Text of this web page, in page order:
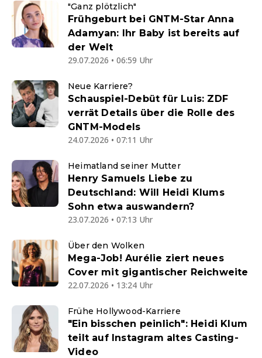
"Ganz plötzlich"
Frühgeburt bei GNTM-Star Anna
Adamyan: Ihr Baby ist bereits auf
der Welt
29.07.2026 • 06:59 Uhr
Neue Karriere?
Schauspiel-Debüt für Luis: ZDF
verrät Details über die Rolle des
GNTM-Models
24.07.2026 • 07:11 Uhr
Heimatland seiner Mutter
Henry Samuels Liebe zu
Deutschland: Will Heidi Klums
Sohn etwa auswandern?
23.07.2026 • 07:13 Uhr
Über den Wolken
Mega-Job! Aurélie ziert neues
Cover mit gigantischer Reichweite
22.07.2026 • 13:24 Uhr
Frühe Hollywood-Karriere
"Ein bisschen peinlich": Heidi Klum
teilt auf Instagram altes Casting-
Video